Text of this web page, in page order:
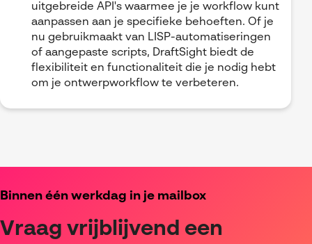
uitgebreide API's waarmee je je workflow kunt
aanpassen aan je specifieke behoeften. Of je
nu gebruikmaakt van LISP-automatiseringen
of aangepaste scripts, DraftSight biedt de
flexibiliteit en functionaliteit die je nodig hebt
om je ontwerpworkflow te verbeteren.
Binnen één werkdag in je mailbox
Vraag vrijblijvend een